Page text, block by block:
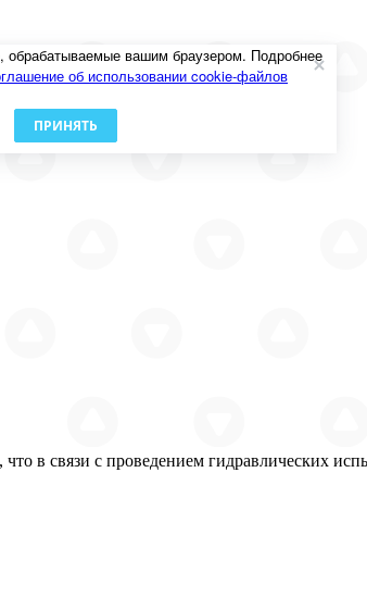
в связи с проведением гидравлических
обрабатываемые вашим браузером. Подробнее
об использовании cookie-файлов
ПРИНЯТЬ